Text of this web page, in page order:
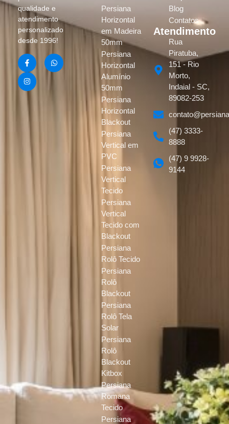
qualidade e
atendimento
personalizado
desde 1996!
Persiana
Horizontal
em Madeira
50mm
Persiana
Horizontal
Alumínio
50mm
Persiana
Horizontal
Blackout
Persiana
Vertical em
PVC
Persiana
Vertical
Tecido
Persiana
Vertical
Tecido com
Blackout
Persiana
Rolô Tecido
Persiana
Rolô
Blackout
Persiana
Rolô Tela
Solar
Persiana
Rolô
Blackout
Kitbox
Persiana
Romana
Tecido
Persiana
Blog
Contatos
Atendimento
Rua
Piratuba,
151 - Rio
Morto,
Indaial - SC,
89082-253
(47) 3333-
8888
(47) 9 9928-
9144